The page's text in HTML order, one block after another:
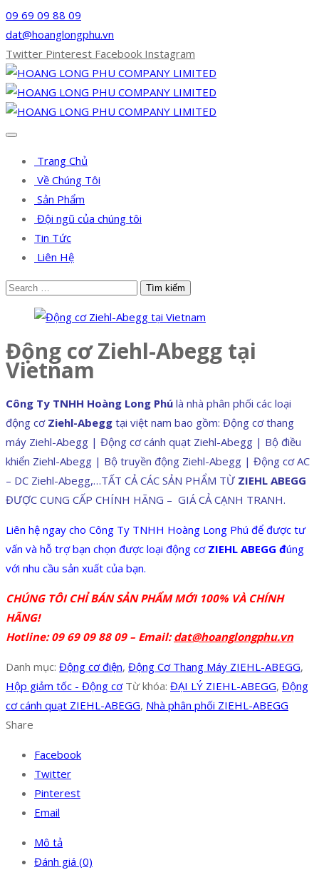
09 69 09 88 09
dat@hoanglongphu.vn
Twitter Pinterest Facebook Instagram
Trang Chủ
Về Chúng Tôi
Sản Phẩm
Đội ngũ của chúng tôi
Tin Tức
Liên Hệ
Động cơ Ziehl-Abegg tại
Vietnam
Công Ty TNHH Hoàng Long Phú là nhà phân phối các loại
động cơ Ziehl-Abegg tại việt nam bao gồm: Động cơ thang
máy Ziehl-Abegg | Động cơ cánh quạt Ziehl-Abegg | Bộ điều
khiển Ziehl-Abegg | Bộ truyền động Ziehl-Abegg | Động cơ AC
– DC Ziehl-Abegg,…TẤT CẢ CÁC SẢN PHẨM TỪ ZIEHL ABEGG
ĐƯỢC CUNG CẤP CHÍNH HÃNG – GIÁ CẢ CẠNH TRANH.
Liên hệ ngay cho Công Ty TNHH Hoàng Long Phú để được tư
vấn và hỗ trợ bạn chọn được loại động cơ ZIEHL ABEGG đúng
với nhu cầu sản xuất của bạn.
CHÚNG TÔI CHỈ BÁN SẢN PHẨM MỚI 100% VÀ CHÍNH
HÃNG!
Hotline: 09 69 09 88 09 – Email:dat@hoanglongphu.vn
Danh mục: Động cơ điện, Động Cơ Thang Máy ZIEHL-ABEGG,
Hộp giảm tốc - Động cơ Từ khóa: ĐẠI LÝ ZIEHL-ABEGG, Động
cơ cánh quạt ZIEHL-ABEGG, Nhà phân phối ZIEHL-ABEGG
Share
Facebook
Twitter
Pinterest
Email
Mô tả
Đánh giá (0)